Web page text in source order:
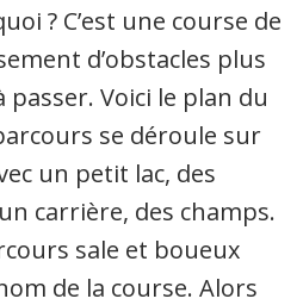
? C’est une course de
d’obstacles plus
Voici le plan du
se déroule sur
un petit lac, des
carrière, des champs.
sale et boueux
de la course. Alors